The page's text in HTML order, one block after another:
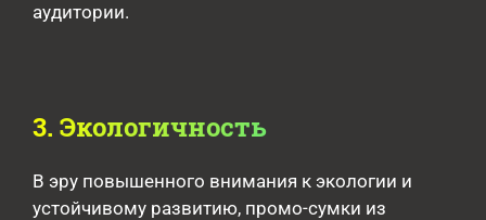
аудитории.
3. Экологичность
В эру повышенного внимания к экологии и
устойчивому развитию, промо-сумки из